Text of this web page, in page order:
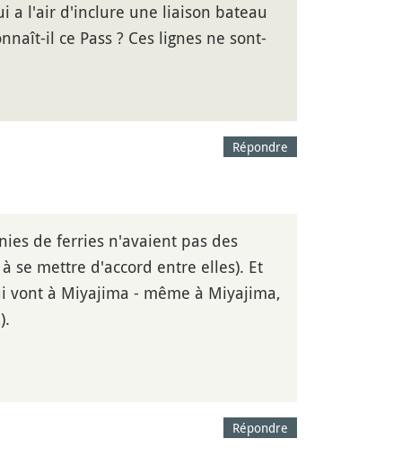
a l'air d'inclure une liaison bateau
il ce Pass ? Ces lignes ne sont-
Répondre
de ferries n'avaient pas des
se mettre d'accord entre elles). Et
vont à Miyajima - même à Miyajima,
Répondre